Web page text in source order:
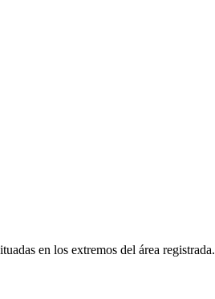
en los extremos del área registrada.